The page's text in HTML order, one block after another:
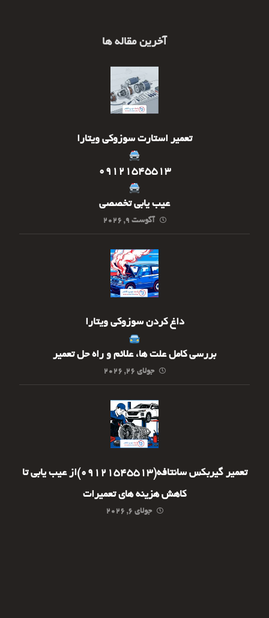
آخرین مقاله ها
تعمیر استارت سوزوکی ویتارا
09121545513
عیب یابی تخصصی
آگوست ۹, ۲۰۲۶
داغ کردن سوزوکی ویتارا
بررسی کامل علت ها، علائم و راه حل تعمیر
جولای ۲۶, ۲۰۲۶
تعمیر گیربکس سانتافه(09121545513)از عیب یابی تا
کاهش هزینه های تعمیرات
جولای ۶, ۲۰۲۶